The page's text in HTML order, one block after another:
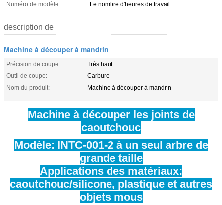
Numéro de modèle:
Le nombre d'heures de travail
description de
Machine à découper à mandrin
Précision de coupe:
Très haut
Outil de coupe:
Carbure
Nom du produit:
Machine à découper à mandrin
Machine à découper les joints de
caoutchouc
Modèle: INTC-001-2 à un seul arbre de
grande taille
Applications des matériaux:
caoutchouc/silicone, plastique et autres
objets mous